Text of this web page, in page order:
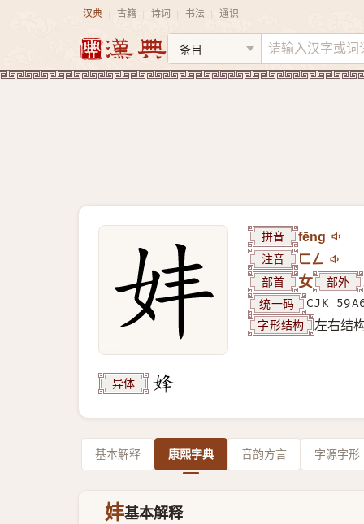
汉典 古籍 诗词 书法 通识
拼音 fēng
注音 ㄈㄥ
部首 女 部外
统一码 CJK
字形结构 左右结
异体
基本解释 康熙字典 音韵方言 字源字形
妦基本解释